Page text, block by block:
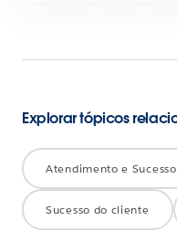
Explorar tópicos
Atendimento e
Sucesso do cliente